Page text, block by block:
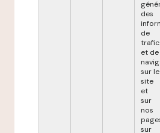
des
de
trafic
et de
sur le
site
et
sur
nos
sur